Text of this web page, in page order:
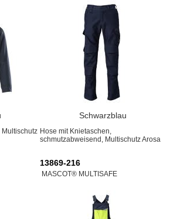
Schwarzblau
Hose mit Knietaschen,
schmutzabweisend, Multischutz Arosa
13869-216
MASCOT® MULTISAFE